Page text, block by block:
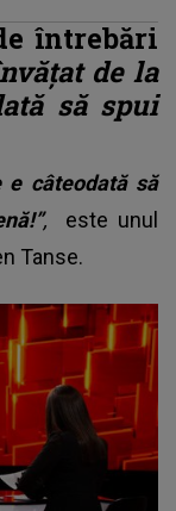
întrebări
de la
să spui
e câteodată să
,
este unul
Tanse.